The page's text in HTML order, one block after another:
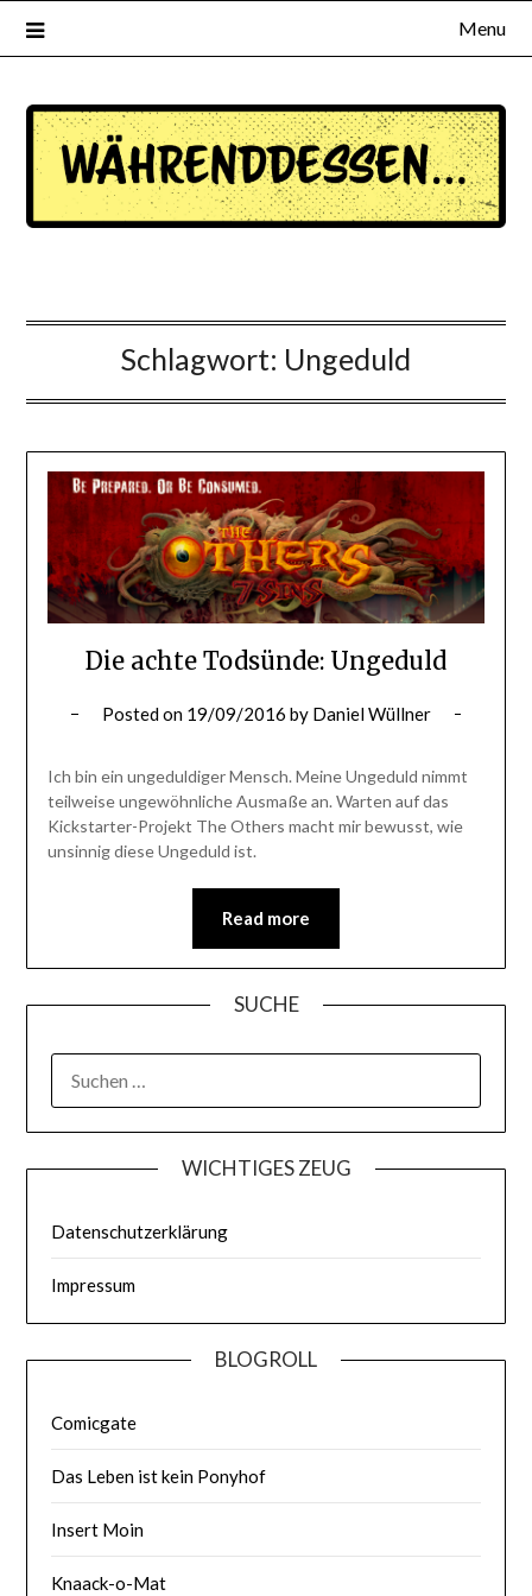
Menu
Schlagwort: Ungeduld
Die achte Todsünde: Ungeduld
Posted on 19/09/2016 by Daniel Wüllner
Ich bin ein ungeduldiger Mensch. Meine Ungeduld nimmt
teilweise ungewöhnliche Ausmaße an. Warten auf das
Kickstarter-Projekt The Others macht mir bewusst, wie
unsinnig diese Ungeduld ist.
Read more
SUCHE
WICHTIGES ZEUG
Datenschutzerklärung
Impressum
BLOGROLL
Comicgate
Das Leben ist kein Ponyhof
Insert Moin
Knaack-o-Mat